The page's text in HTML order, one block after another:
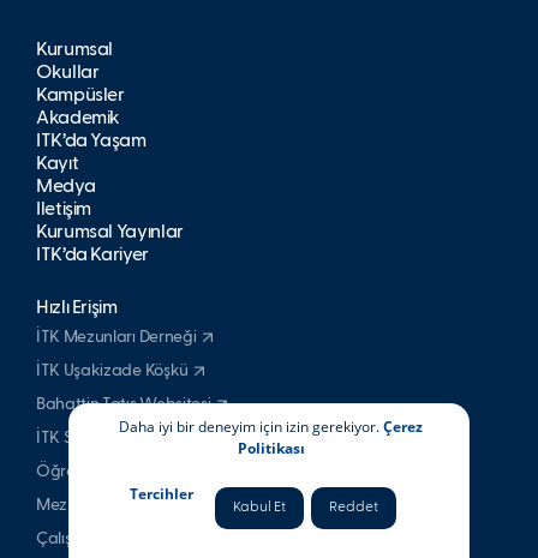
Kurumsal
Okullar
Kampüsler
Akademik
İTK’da Yaşam
Kayıt
Medya
İletişim
Kurumsal Yayınlar
İTK’da Kariyer
Hızlı Erişim
İTK Mezunları Derneği
İTK Uşakizade Köşkü
Bahattin Tatış Websitesi
İTK Spor Kulubü
Öğrenci & Veli
Mezun
Çalışan
Daha iyi bir deneyim için izin gerekiyor.Çerez
Politikası
Tercihler
Kabul Et Reddet